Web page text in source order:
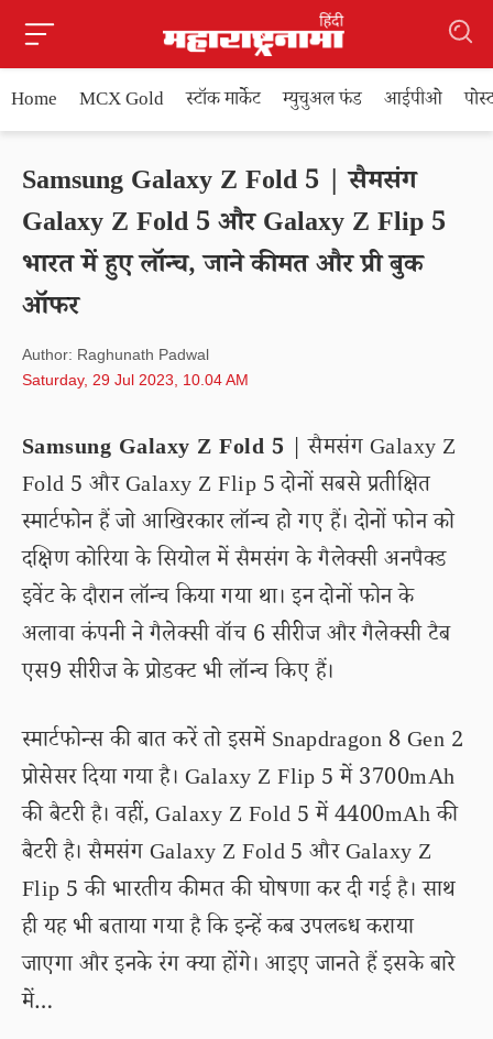
Home MCX Gold स्टॉक मार्केट म्युचुअल फंड आईपीओ
Samsung Galaxy Z Fold 5 | सैमसंग
Galaxy Z Fold 5 और Galaxy Z Flip 5
भारत में हुए लॉन्च, जाने कीमत और प्री बुक
ऑफर
Author: Raghunath Padwal
Saturday, 29 Jul 2023, 10.04 AM
Samsung Galaxy Z Fold 5 | सैमसंग Galaxy Z
Fold 5 और Galaxy Z Flip 5 दोनों सबसे प्रतीक्षित
स्मार्टफोन हैं जो आखिरकार लॉन्च हो गए हैं। दोनों फोन को
दक्षिण कोरिया के सियोल में सैमसंग के गैलेक्सी अनपैक्ड
इवेंट के दौरान लॉन्च किया गया था। इन दोनों फोन के
अलावा कंपनी ने गैलेक्सी वॉच 6 सीरीज और गैलेक्सी टैब
एस9 सीरीज के प्रोडक्ट भी लॉन्च किए हैं।
स्मार्टफोन्स की बात करें तो इसमें Snapdragon 8 Gen 2
प्रोसेसर दिया गया है। Galaxy Z Flip 5 में 3700mAh
की बैटरी है। वहीं, Galaxy Z Fold 5 में 4400mAh की
बैटरी है। सैमसंग Galaxy Z Fold 5 और Galaxy Z
Flip 5 की भारतीय कीमत की घोषणा कर दी गई है। साथ
ही यह भी बताया गया है कि इन्हें कब उपलब्ध कराया
जाएगा और इनके रंग क्या होंगे। आइए जानते हैं इसके बारे
में…